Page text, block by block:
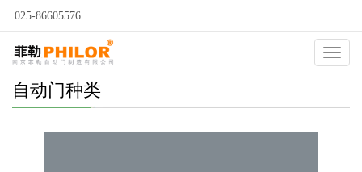
025-86605576
自动门种类